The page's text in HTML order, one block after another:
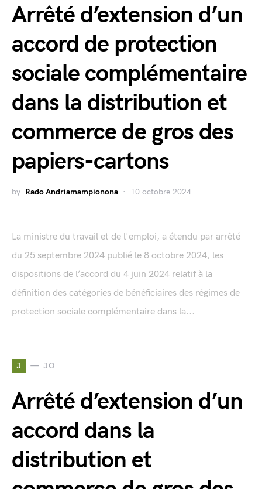
Arrêté d’extension d’un
accord de protection
sociale complémentaire
dans la distribution et
commerce de gros des
papiers-cartons
by Rado Andriamampionona 10 octobre 2024
La ministre du travail et de l'emploi, a étendu par arrêté
du 25 septembre 2024 publié le 8 octobre 2024, les
dispositions de l’accord du 4 juin 2024 relatif à la
définition des catégories de bénéficiaires des régimes de
protection sociale complémentaire dans la...
J JO
Arrêté d’extension d’un
accord dans la
distribution et